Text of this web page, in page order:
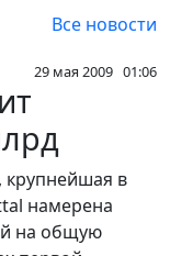
Все новости
29 мая 2009 01:06
в
намерена
на общую